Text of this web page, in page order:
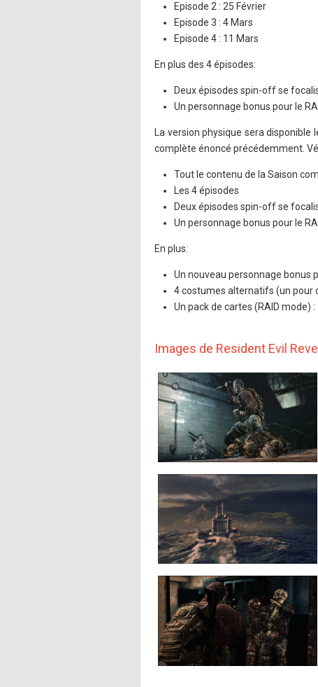
Episode 2 : 25 Février
Episode 3 : 4 Mars
Episode 4 : 11 Mars
En plus des 4 épisodes:
Deux épisodes spin-off se
Un personnage bonus pour le
La version physique sera
complète énoncé précédemment.
Tout le contenu de la Saison
Les 4 épisodes
Deux épisodes spin-off se
Un personnage bonus pour le
En plus:
Un nouveau personnage bonus
4 costumes alternatifs (un pour
Un pack de cartes (RAID mode) :
Images de Resident Evil